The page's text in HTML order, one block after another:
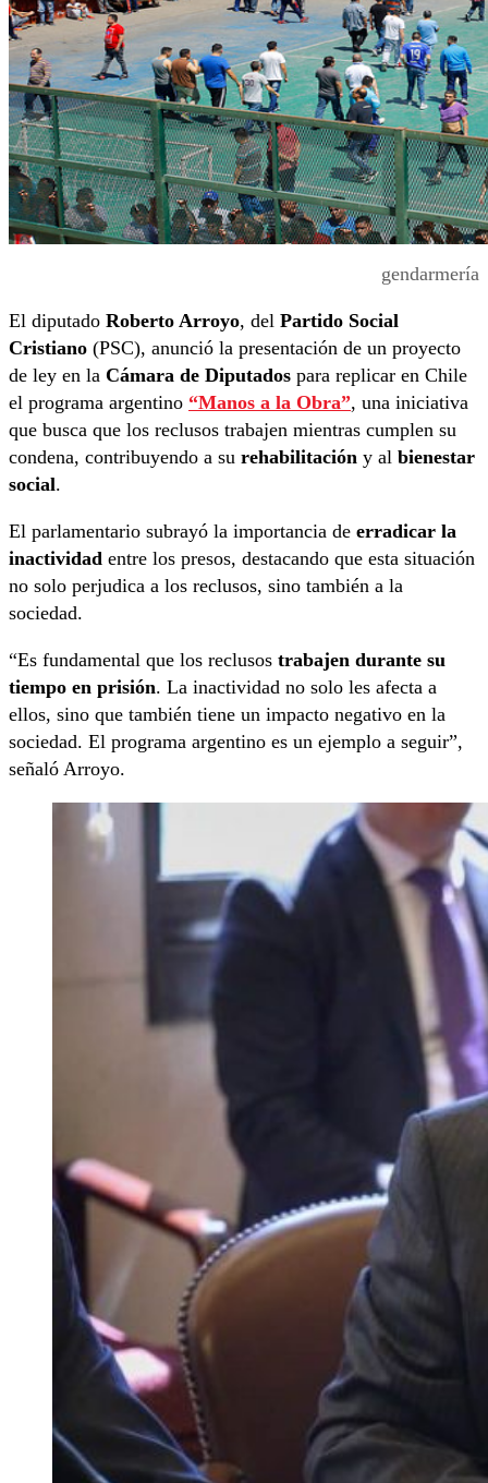
gendarmería
El diputado Roberto Arroyo, del Partido Social
Cristiano (PSC), anunció la presentación de un proyecto
de ley en la Cámara de Diputados para replicar en Chile
el programa argentino “Manos a la Obra”, una iniciativa
que busca que los reclusos trabajen mientras cumplen su
condena, contribuyendo a su rehabilitación y al bienestar
social.
El parlamentario subrayó la importancia de erradicar la
inactividad entre los presos, destacando que esta situación
no solo perjudica a los reclusos, sino también a la
sociedad.
“Es fundamental que los reclusos trabajen durante su
tiempo en prisión. La inactividad no solo les afecta a
ellos, sino que también tiene un impacto negativo en la
sociedad. El programa argentino es un ejemplo a seguir”,
señaló Arroyo.